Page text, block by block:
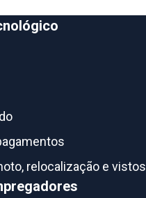
relocalização e vistos